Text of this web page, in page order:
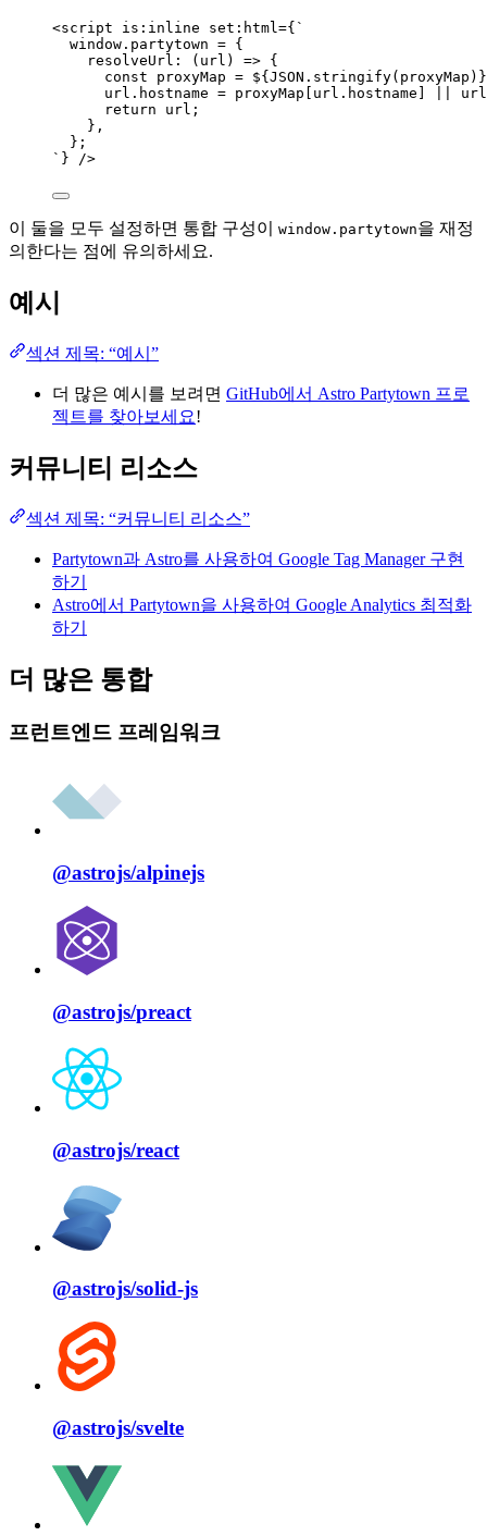
<script is:inline set:html={ `
window.partytown = {
resolveUrl: (url) => {
const proxyMap = ${ JSON . stringify(proxyMap) }
url.hostname = proxyMap[url.hostname] ||
return url;
},
};
` } />
이 둘을 모두 설정하면 통합 구성이 window.partytown을 재정
의한다는 점에 유의하세요.
예시
섹션 제목: “예시”
더 많은 예시를 보려면 GitHub에서 Astro Partytown 프로
젝트를 찾아보세요!
커뮤니티 리소스
섹션 제목: “커뮤니티 리소스”
Partytown과 Astro를 사용하여 Google Tag Manager 구현
하기
Astro에서 Partytown을 사용하여 Google Analytics 최적화
하기
더 많은 통합
프런트엔드 프레임워크
@astrojs/alpinejs
@astrojs/preact
@astrojs/react
@astrojs/solid⁠-⁠js
@astrojs/svelte